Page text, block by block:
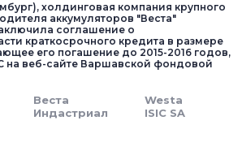
холдинговая компания крупного
аккумуляторов "Веста"
соглашение о
краткосрочного кредита в размере
его погашение до 2015-2016 годов,
на веб-сайте Варшавской фондовой
Веста
Индастриал
Westa
ISIC SA